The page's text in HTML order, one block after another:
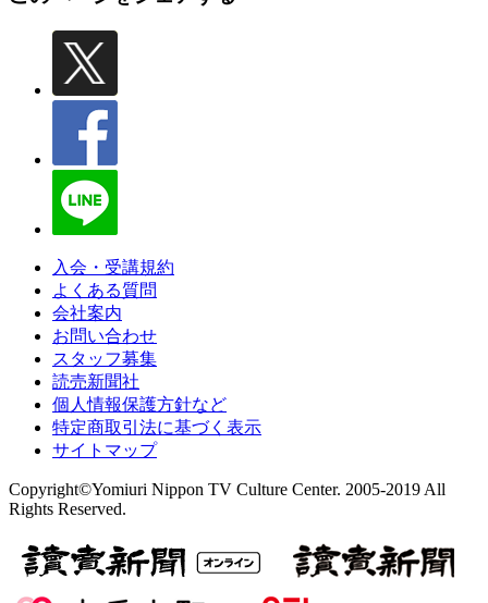
入会・受講規約
よくある質問
会社案内
お問い合わせ
スタッフ募集
読売新聞社
個人情報保護方針など
特定商取引法に基づく表示
サイトマップ
Copyright©Yomiuri Nippon TV Culture Center. 2005-2019 All
Rights Reserved.